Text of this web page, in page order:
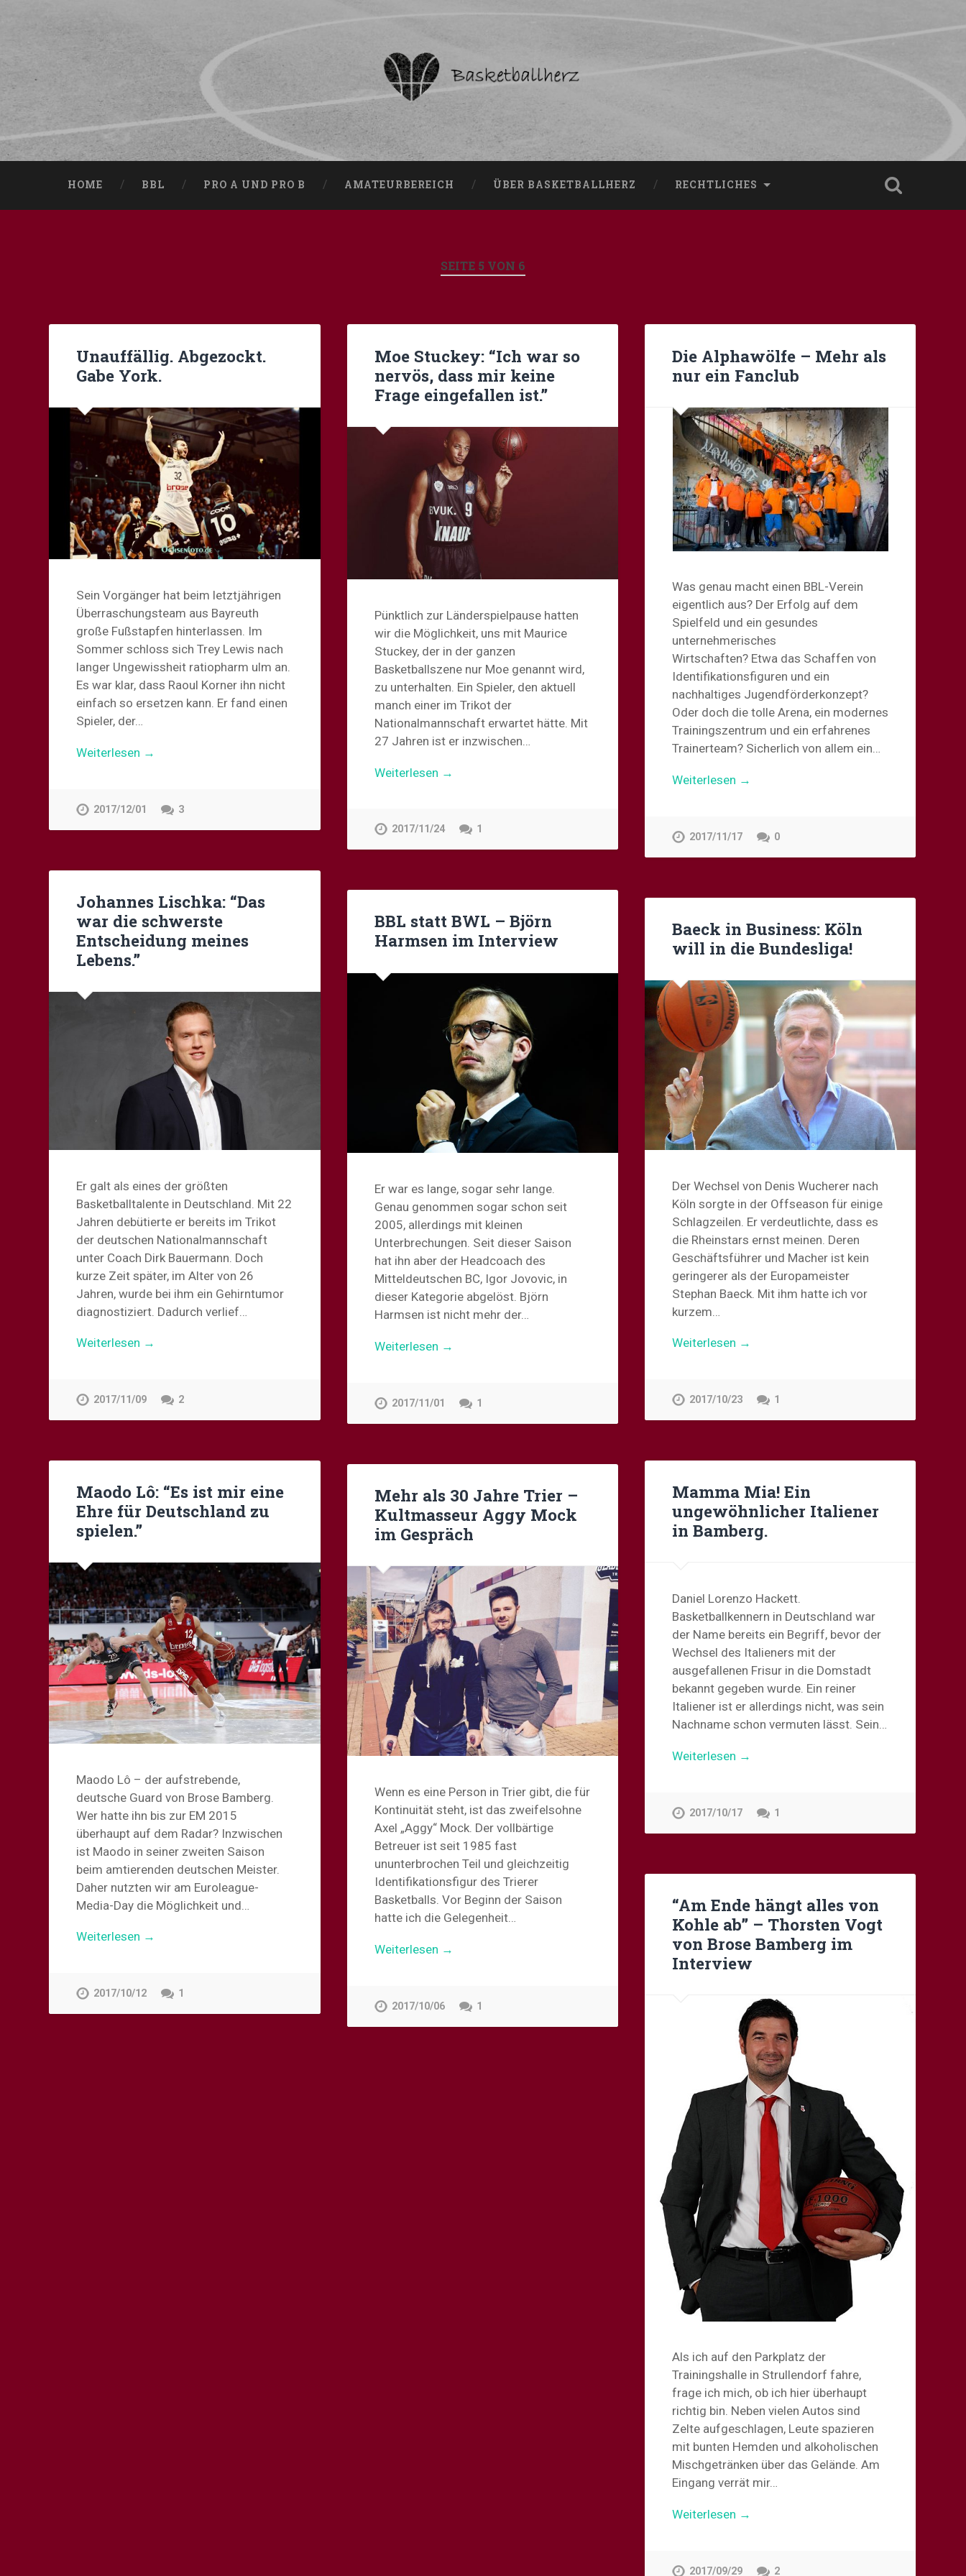
HOME BBL PRO A UND PRO B AMATEURBEREICH ÜBER BASKETBALLHERZ RECHTLICHES
SEITE 5 VON 6
Unauffällig. Abgezockt.
Gabe York.
Sein Vorgänger hat beim letztjährigen
Überraschungsteam aus Bayreuth
große Fußstapfen hinterlassen. Im
Sommer schloss sich Trey Lewis nach
langer Ungewissheit ratiopharm ulm an.
Es war klar, dass Raoul Korner ihn nicht
einfach so ersetzen kann. Er fand einen
Spieler, der…
Weiterlesen →
2017/12/01 3
Moe Stuckey: “Ich war so
nervös, dass mir keine
Frage eingefallen ist.”
Pünktlich zur Länderspielpause hatten
wir die Möglichkeit, uns mit Maurice
Stuckey, der in der ganzen
Basketballszene nur Moe genannt wird,
zu unterhalten. Ein Spieler, den aktuell
manch einer im Trikot der
Nationalmannschaft erwartet hätte. Mit
27 Jahren ist er inzwischen…
Weiterlesen →
2017/11/24 1
Die Alphawölfe – Mehr als
nur ein Fanclub
Was genau macht einen BBL-Verein
eigentlich aus? Der Erfolg auf dem
Spielfeld und ein gesundes
unternehmerisches
Wirtschaften? Etwa das Schaffen von
Identifikationsfiguren und ein
nachhaltiges Jugendförderkonzept?
Oder doch die tolle Arena, ein modernes
Trainingszentrum und ein erfahrenes
Trainerteam? Sicherlich von allem ein…
Weiterlesen →
2017/11/17 0
Johannes Lischka: “Das
war die schwerste
Entscheidung meines
Lebens.”
Er galt als eines der größten
Basketballtalente in Deutschland. Mit 22
Jahren debütierte er bereits im Trikot
der deutschen Nationalmannschaft
unter Coach Dirk Bauermann. Doch
kurze Zeit später, im Alter von 26
Jahren, wurde bei ihm ein Gehirntumor
diagnostiziert. Dadurch verlief…
Weiterlesen →
2017/11/09 2
BBL statt BWL – Björn
Harmsen im Interview
Er war es lange, sogar sehr lange.
Genau genommen sogar schon seit
2005, allerdings mit kleinen
Unterbrechungen. Seit dieser Saison
hat ihn aber der Headcoach des
Mitteldeutschen BC, Igor Jovovic, in
dieser Kategorie abgelöst. Björn
Harmsen ist nicht mehr der…
Weiterlesen →
2017/11/01 1
Baeck in Business: Köln
will in die Bundesliga!
Der Wechsel von Denis Wucherer nach
Köln sorgte in der Offseason für einige
Schlagzeilen. Er verdeutlichte, dass es
die Rheinstars ernst meinen. Deren
Geschäftsführer und Macher ist kein
geringerer als der Europameister
Stephan Baeck. Mit ihm hatte ich vor
kurzem…
Weiterlesen →
2017/10/23 1
Mamma Mia! Ein
ungewöhnlicher Italiener
in Bamberg.
Daniel Lorenzo Hackett.
Basketballkennern in Deutschland war
der Name bereits ein Begriff, bevor der
Wechsel des Italieners mit der
ausgefallenen Frisur in die Domstadt
bekannt gegeben wurde. Ein reiner
Italiener ist er allerdings nicht, was sein
Nachname schon vermuten lässt. Sein…
Weiterlesen →
2017/10/17 1
Maodo Lô: “Es ist mir eine
Ehre für Deutschland zu
spielen.”
Maodo Lô – der aufstrebende,
deutsche Guard von Brose Bamberg.
Wer hatte ihn bis zur EM 2015
überhaupt auf dem Radar? Inzwischen
ist Maodo in seiner zweiten Saison
beim amtierenden deutschen Meister.
Daher nutzten wir am Euroleague-
Media-Day die Möglichkeit und…
Weiterlesen →
2017/10/12 1
Mehr als 30 Jahre Trier –
Kultmasseur Aggy Mock
im Gespräch
Wenn es eine Person in Trier gibt, die für
Kontinuität steht, ist das zweifelsohne
Axel „Aggy“ Mock. Der vollbärtige
Betreuer ist seit 1985 fast
ununterbrochen Teil und gleichzeitig
Identifikationsfigur des Trierer
Basketballs. Vor Beginn der Saison
hatte ich die Gelegenheit…
Weiterlesen →
2017/10/06 1
“Am Ende hängt alles von
Kohle ab” – Thorsten Vogt
von Brose Bamberg im
Interview
Als ich auf den Parkplatz der
Trainingshalle in Strullendorf fahre,
frage ich mich, ob ich hier überhaupt
richtig bin. Neben vielen Autos sind
Zelte aufgeschlagen, Leute spazieren
mit bunten Hemden und alkoholischen
Mischgetränken über das Gelände. Am
Eingang verrät mir…
Weiterlesen →
2017/09/29 2